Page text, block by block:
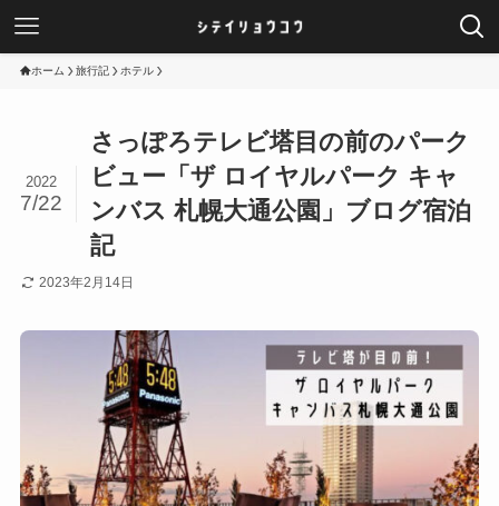
ホーム 旅行記 ホテル
さっぽろテレビ塔目の前のパーク
ビュー「ザ ロイヤルパーク キャ
ンバス 札幌大通公園」ブログ宿泊
記
2022
7/22
2023年2月14日